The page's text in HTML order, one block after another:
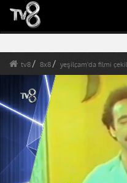
tv8 8x8 yeşilçam'da filmi